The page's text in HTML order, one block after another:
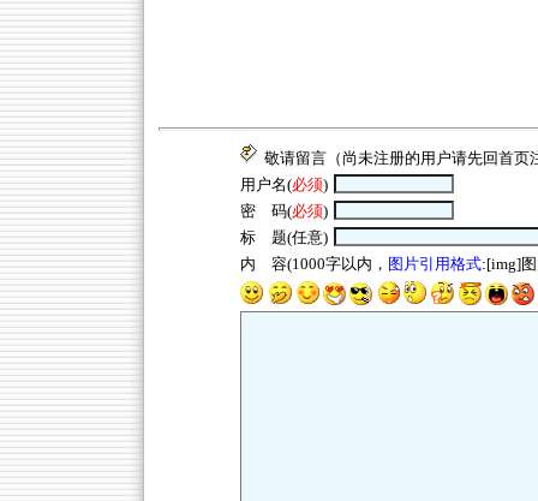
敬请留言（尚未注册的用户请先回首页
用户名(必须)
密 码(必须)
标 题(任意)
内 容(1000字以内， 图片引用格式:[img]